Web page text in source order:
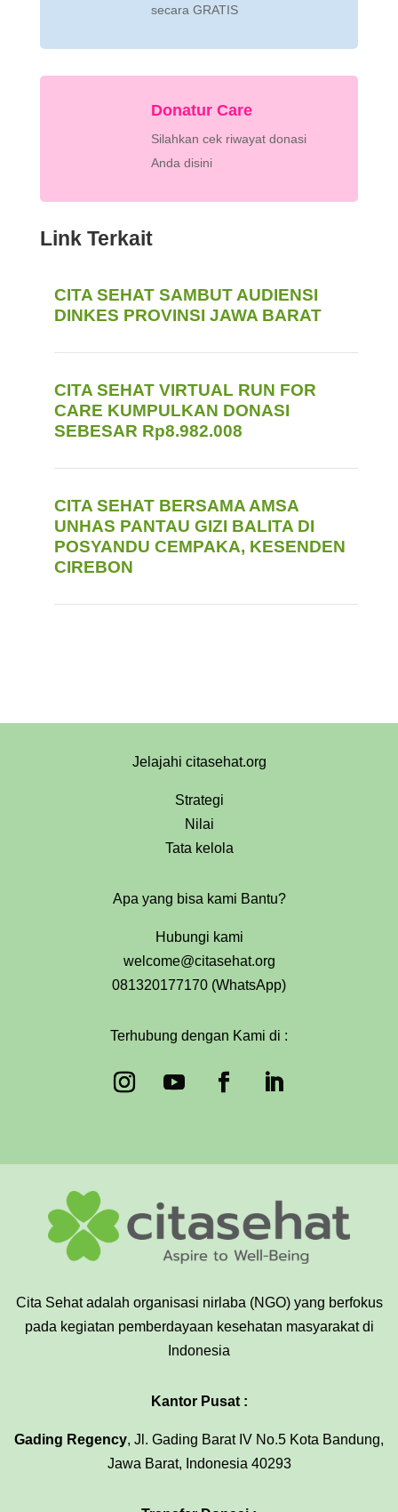
secara GRATIS
Donatur Care
Silahkan cek riwayat donasi
Anda disini
Link Terkait
CITA SEHAT SAMBUT AUDIENSI
DINKES PROVINSI JAWA BARAT
CITA SEHAT VIRTUAL RUN FOR
CARE KUMPULKAN DONASI
SEBESAR Rp8.982.008
CITA SEHAT BERSAMA AMSA
UNHAS PANTAU GIZI BALITA DI
POSYANDU CEMPAKA, KESENDEN
CIREBON
Jelajahi citasehat.org
Strategi
Nilai
Tata kelola
Apa yang bisa kami Bantu?
Hubungi kami
welcome@citasehat.org
081320177170 (WhatsApp)
Terhubung dengan Kami di :
Cita Sehat adalah organisasi nirlaba (NGO) yang berfokus
pada kegiatan pemberdayaan kesehatan masyarakat di
Indonesia
Kantor Pusat :
Gading Regency, Jl. Gading Barat IV No.5 Kota Bandung,
Jawa Barat, Indonesia 40293